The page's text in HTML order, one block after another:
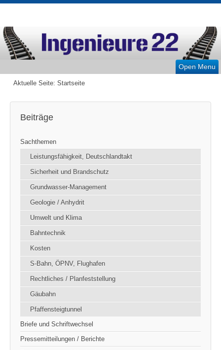
Open Menu
Aktuelle Seite: Startseite
Beiträge
Sachthemen
Leistungsfähigkeit, Deutschlandtakt
Sicherheit und Brandschutz
Grundwasser-Management
Geologie / Anhydrit
Umwelt und Klima
Bahntechnik
Kosten
S-Bahn, ÖPNV, Flughafen
Rechtliches / Planfeststellung
Gäubahn
Pfaffensteigtunnel
Briefe und Schriftwechsel
Pressemitteilungen / Berichte